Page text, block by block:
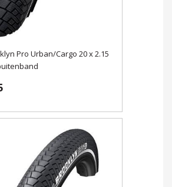
Pro Urban/Cargo 20 x 2.15